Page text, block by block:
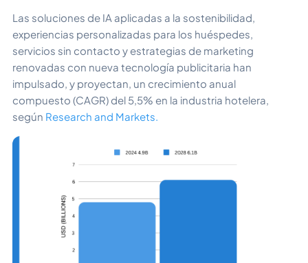
Las soluciones de IA aplicadas a la sostenibilidad,
experiencias personalizadas para los huéspedes,
servicios sin contacto y estrategias de marketing
renovadas con nueva tecnología publicitaria han
impulsado, y proyectan, un crecimiento anual
compuesto (CAGR) del 5,5% en la industria hotelera,
según Research and Markets.